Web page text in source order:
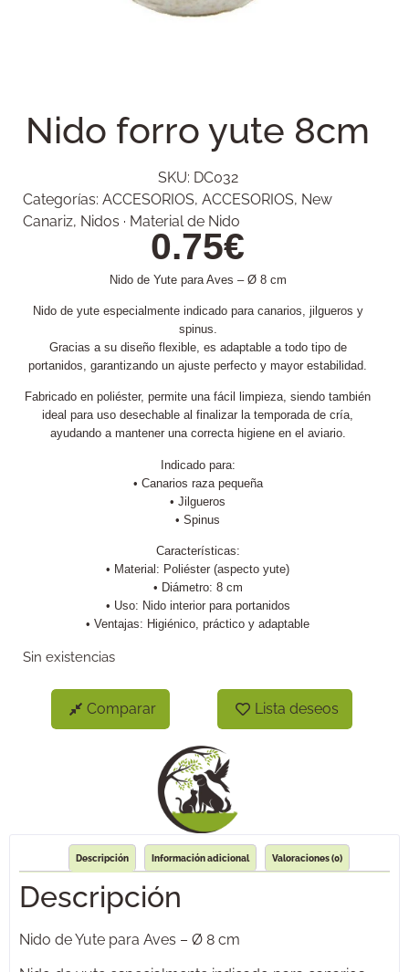
Nido forro yute 8cm
SKU: DC032
Categorías: ACCESORIOS, ACCESORIOS, New
Canariz, Nidos · Material de Nido
0.75€
Nido de Yute para Aves – Ø 8 cm
Nido de yute especialmente indicado para canarios, jilgueros y
spinus.
Gracias a su diseño flexible, es adaptable a todo tipo de
portanidos, garantizando un ajuste perfecto y mayor estabilidad.
Fabricado en poliéster, permite una fácil limpieza, siendo también
ideal para uso desechable al finalizar la temporada de cría,
ayudando a mantener una correcta higiene en el aviario.
Indicado para:
• Canarios raza pequeña
• Jilgueros
• Spinus
Características:
• Material: Poliéster (aspecto yute)
• Diámetro: 8 cm
• Uso: Nido interior para portanidos
• Ventajas: Higiénico, práctico y adaptable
Sin existencias
Comparar Lista deseos
Descripción Información adicional Valoraciones (0)
Descripción
Nido de Yute para Aves – Ø 8 cm